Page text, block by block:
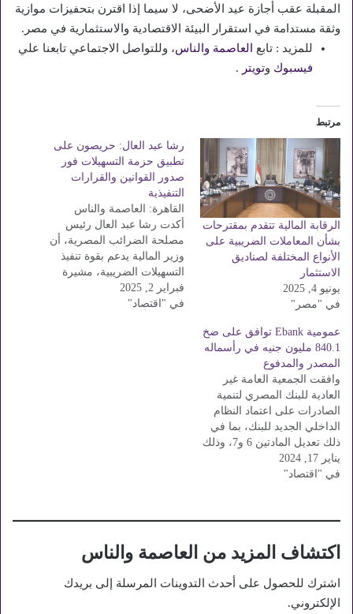
المقبلة عقب أجازة عيد الأضحى، لا سيما إذا اقترن بتحفيزات موازية
وثقة مستدامة في استقرار البيئة الاقتصادية والاستثمارية في مصر.
للمزيد : تابع
العاصمة والناس، وللتواصل الاجتماعي تابعنا علي
فيسبوك وتويتر .
مرتبط
الرقابة المالية تتقدم بمقترحات
بشأن المعاملات الضريبية على
الأنواع المختلفة لصناديق
الاستثمار
يونيو 4, 2025
في "مصر"
رشا عبد العال: حريصون على
تطبيق حزمة التسهيلات فور
صدور القوانين والقرارات
التنفيذية
القاهرة: العاصمة والناس
أكدت رشا عبد العال رئيس
مصلحة الضرائب المصرية، أن
وزير المالية يدعم بقوة تنفيذ
التسهيلات الضريبية، مشيرة
إلى حرصه الشديد على تقديم
حزمة الحوافز والإجراءات
فبراير 2, 2025
في "اقتصاد"
عمومية Ebank توافق على ضخ
840.1 مليون جنيه في رأسماله
المصدر والمدفوع
وافقت الجمعية العامة غير
العادية للبنك المصري لتنمية
الصادرات على اعتماد النظام
الداخلي الجديد للبنك، بما في
ذلك تعديل المادتين 6 و7، وذلك
بحسب بيان أصدره البنك
للبورصة المصرية اليوم.
رأس ماله المصدر والمدفوع
من 6.6 مليار…
يناير 17, 2024
في "اقتصاد"
اكتشاف المزيد من العاصمة والناس
اشترك للحصول على أحدث التدوينات المرسلة إلى بريدك
الإلكتروني.